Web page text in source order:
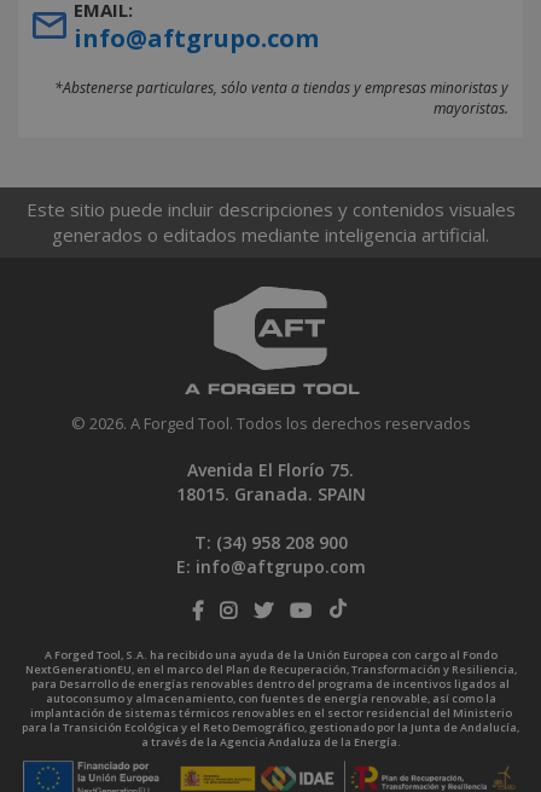
EMAIL:
info@aftgrupo.com
*Abstenerse particulares, sólo venta a tiendas y empresas minoristas y
mayoristas.
Este sitio puede incluir descripciones y contenidos visuales
generados o editados mediante inteligencia artificial.
© 2026. A Forged Tool. Todos los derechos reservados
Avenida El Florío 75.
18015. Granada. SPAIN
T: (34) 958 208 900
E: info@aftgrupo.com
A Forged Tool, S.A. ha recibido una ayuda de la Unión Europea con cargo al Fondo
NextGenerationEU, en el marco del Plan de Recuperación, Transformación y Resiliencia,
para Desarrollo de energías renovables dentro del programa de incentivos ligados al
autoconsumo y almacenamiento, con fuentes de energía renovable, así como la
implantación de sistemas térmicos renovables en el sector residencial del Ministerio
para la Transición Ecológica y el Reto Demográfico, gestionado por la Junta de Andalucía,
a través de la Agencia Andaluza de la Energía.